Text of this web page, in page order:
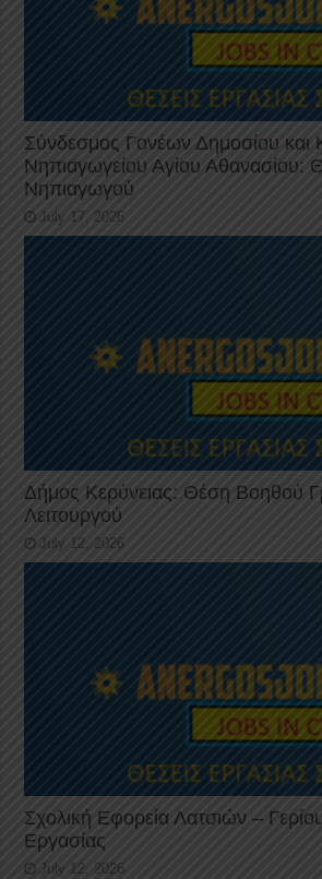
Σύνδεσμος Γονέων Δημοσίου και
Νηπιαγωγείου Αγίου Αθανασίου:
Νηπιαγωγού
July 17, 2026
Δήμος Κερύνειας: Θέση Βοηθού
Λειτουργού
July 12, 2026
Σχολική Εφορεία Λατσιών –
Εργασίας
July 12, 2026